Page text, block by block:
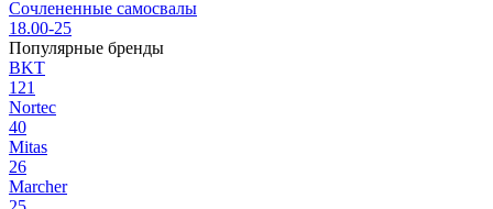
Сочлененные самосвалы
18.00-25
Популярные бренды
BKT
121
Nortec
40
Mitas
26
Marcher